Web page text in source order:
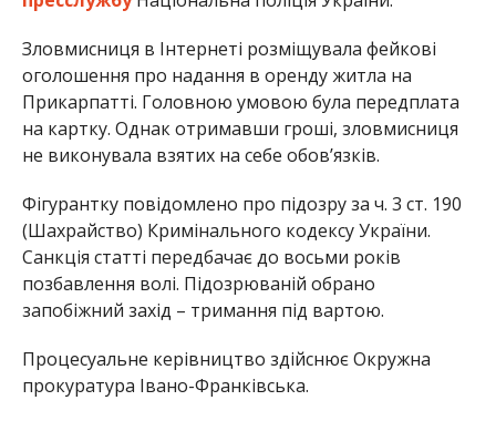
Зловмисниця в Інтернеті розміщувала фейкові
оголошення про надання в оренду житла на
Прикарпатті. Головною умовою була передплата
на картку. Однак отримавши гроші, зловмисниця
не виконувала взятих на себе обов’язків.
Фігурантку повідомлено про підозру за ч. 3 ст. 190
(Шахрайство) Кримінального кодексу України.
Санкція статті передбачає до восьми років
позбавлення волі. Підозрюваній обрано
запобіжний захід – тримання під вартою.
Процесуальне керівництво здійснює Окружна
прокуратура Івано-Франківська.